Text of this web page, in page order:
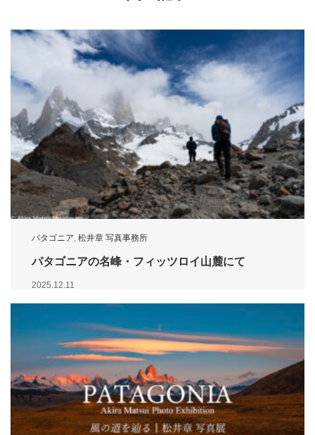
パタゴニア, 松井章 写真事務所
パタゴニアの名峰・フィッツロイ山麓にて
2025.12.11